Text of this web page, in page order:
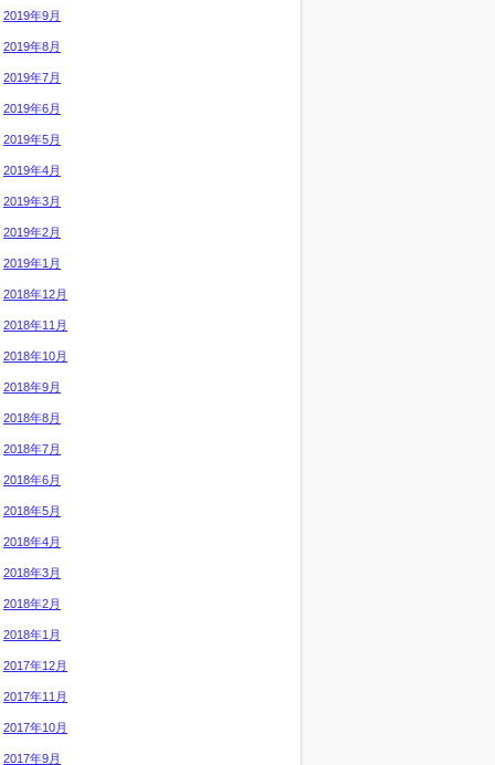
2019年9月
2019年8月
2019年7月
2019年6月
2019年5月
2019年4月
2019年3月
2019年2月
2019年1月
2018年12月
2018年11月
2018年10月
2018年9月
2018年8月
2018年7月
2018年6月
2018年5月
2018年4月
2018年3月
2018年2月
2018年1月
2017年12月
2017年11月
2017年10月
2017年9月